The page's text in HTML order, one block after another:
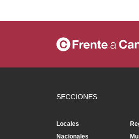
SECCIONES
Locales
Nacionales